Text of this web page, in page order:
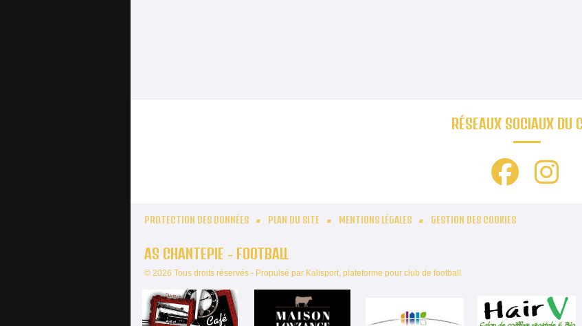
RÉSEAUX SOCIAUX DU
PROTECTION DES DONNÉES PLAN DU SITE MENTIONS LÉGALES GESTION DES COOKIES
AS CHANTEPIE - FOOTBALL
© 2026 Tous droits réservés - Propulsé par Kalisport, plateforme pour club de football